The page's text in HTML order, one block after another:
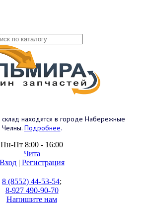
склад находятся в городе Набережные
Челны. Подробнее.
Пн-Пт 8:00 - 16:00
Чита
Вход| Регистрация
8 (8552) 44-53-54;
8-927 490-90-70
Напишите нам